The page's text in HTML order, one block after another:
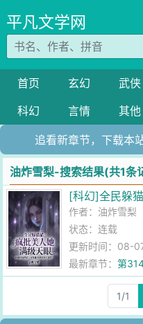
平凡文学网
首页 玄幻 武侠
科幻
言情 其他
追看新章节，下载本
油炸雪梨-搜索结果(共1条
[科幻]全民躲
作者： 油炸雪梨
状态：连载
更新时间：08-
最新章节：第
1/1